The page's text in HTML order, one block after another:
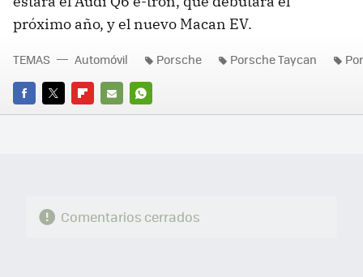
próximo año, y el nuevo Macan EV.
FACEBOOK
TWITTERFLIPBOARD
E-
WHATSAPP
TEMAS Automóvil Porsche Porsche Taycan
Comentarios cerrados